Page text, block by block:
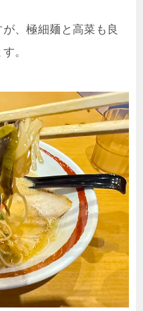
、極細麺と高菜も良
。